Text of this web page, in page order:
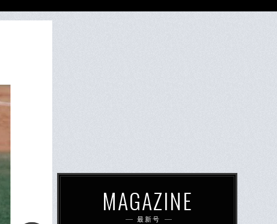
MAGAZINE
最新号